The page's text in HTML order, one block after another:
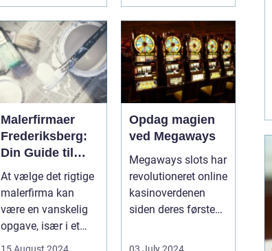
Malerfirmaer
Frederiksberg:
Din Guide til
Kvalitet og
Service
At vælge det rigtige
malerfirma kan
være en vanskelig
opgave, især i et
15 August 2024
Opdag magien
ved Megaways
Megaways slots har
revolutioneret online
kasinoverdenen
siden deres første
spillea...
03 July 2024